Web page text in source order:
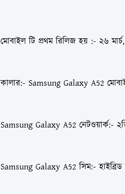
মোবাইল টি প্রথম রিলিজ হয় :- ২৬
কালার:- Samsung Galaxy A52 মোবাইল
Samsung Galaxy A52 নেটওয়ার্ক:-
Samsung Galaxy A52 সিম:-